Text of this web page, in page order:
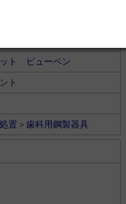
ト ピューペン
ト
置 ＞ 歯科用鋼製器具